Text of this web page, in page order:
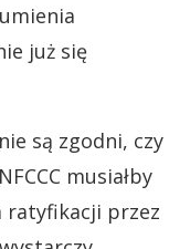
już się
są zgodni, czy
musiałby
ratyfikacji przez